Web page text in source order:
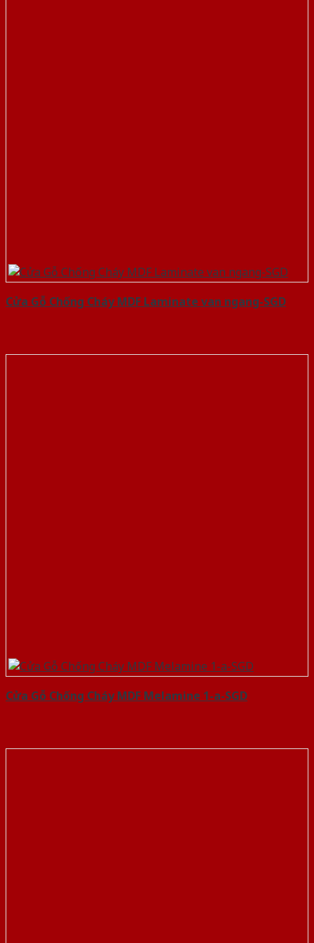
Cửa Gỗ Chống Cháy MDF Laminate van ngang-SGD
Cửa Gỗ Chống Cháy MDF Melamine 1-a-SGD